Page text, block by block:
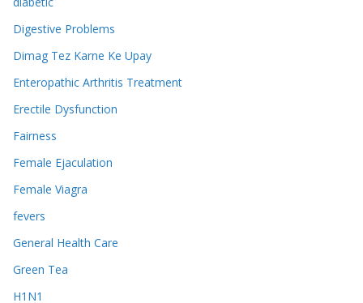
Digestive Problems
Dimag Tez Karne Ke Upay
Enteropathic Arthritis Treatment
Erectile Dysfunction
Fairness
Female Ejaculation
Female Viagra
fevers
General Health Care
Green Tea
H1N1